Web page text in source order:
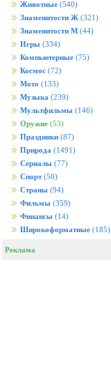
Животные (540)
Знаменитости Ж (321)
Знаменитости М (44)
Игры (334)
Компьютерные (75)
Космос (72)
Мото (133)
Музыка (239)
Мультфильмы (146)
Оружие (53)
Праздники (87)
Природа (1491)
Сериалы (77)
Спорт (50)
Страны (94)
Фильмы (359)
Финансы (14)
Широкоформатные (185)
Реклама